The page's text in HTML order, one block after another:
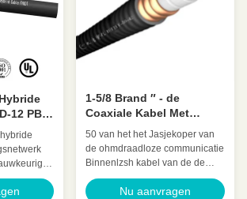
12 PBT
Kabel
goede
1-5/8 Brand ″ - de
Coaxiale Kabel Met
beperkte verliezen van
vertragers 50 Ohm voor
Telecommunicatie
50 van het het Jasjekoper van
de ohmdraadloze communicatie
Binnenlzsh kabel van de de
vertragersvoeder (Vertrager 1-
1/4 ″) hctayz-50-32 Snel Detail:
Nu aanvragen